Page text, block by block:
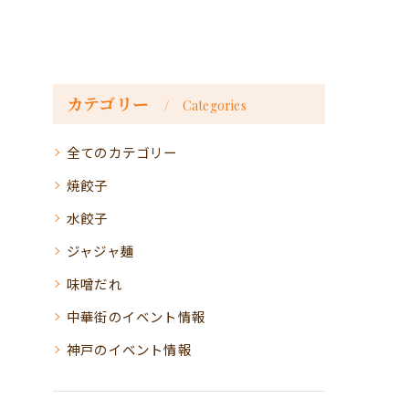
カテゴリー Categories
全てのカテゴリー
焼餃子
水餃子
ジャジャ麺
味噌だれ
中華街のイベント情報
神戸のイベント情報